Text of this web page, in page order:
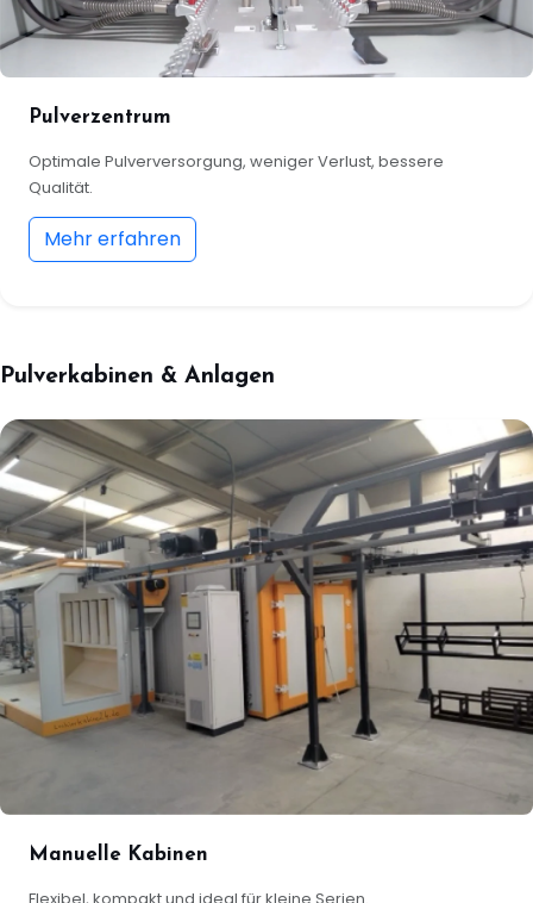
Pulverzentrum
Optimale Pulverversorgung, weniger Verlust, bessere
Qualität.
Mehr erfahren
Pulverkabinen & Anlagen
Manuelle Kabinen